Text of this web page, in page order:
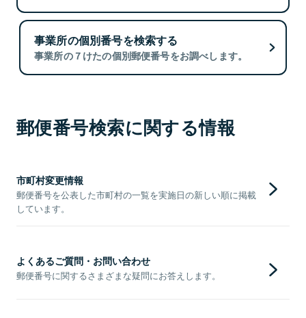
事業所の個別番号を検索する
事業所の７けたの個別郵便番号をお調べします。
郵便番号検索に関する情報
市町村変更情報
郵便番号を公表した市町村の一覧を実施日の新しい順に掲載
しています。
よくあるご質問・お問い合わせ
郵便番号に関するさまざまな疑問にお答えします。